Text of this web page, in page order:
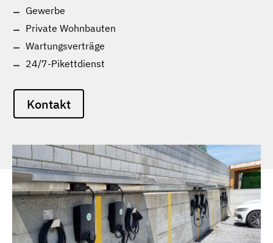
Gewerbe
Private Wohnbauten
Wartungsverträge
24/7-Pikettdienst
Kontakt